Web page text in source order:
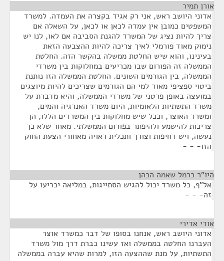
אורן תמיר
אדוני היושב ראש, אני רק אגיד בקצרה את העמדה. למשרד
המשפטים כמובן אין עמדה לכאן או לכאן, על השאלה אם
צריך להיות נציג של המשרד להגנת הסביבה אם לאו, לנו יש
נימוק מאוד פורמלי לאיך צריכה להיות ההצבעה הזאת
בעינינו, והוא שיש החלטת ממשלה בהקשר הזה. החלטת
הממשלה זה הפורום שבו מכריעים במחלוקות בין משרדי
הממשלה, בין הגורמים השונים. החלטת הממשלה הזו נותנת
ביטוי ספציפי מאוד למי הם הגורמים שצריכים להיות מיוצגים
במועצה באופן פרטני של משרדי הממשלה, והיא מדברת על
משרד התשתיות הלאומיות, היום משרד האנרגיה והמים,
ומשרד האוצר, וככל שיש מחלוקות בין המשרדים הללו, הן
צריכות להישמע ולהיפתר בפורום הממשלתי. מאחר שלא כך
נעשה, ויש דחיפות וצורך ותכלית ראויה מאחורי הצעת החוק
הזו- - -
היו"ר כרמל שאמה הכהן
אל"ף, כל משרד יכול להגיש הסתייגות, במליאה יכריעו על
זה- - -
אודי אדירי
אדוני היושב ראש, אנחנו בסופו של דבר כמשרד אוצר
העברנו החלטה בממשלה ואז עשינו כברת דרך מול משרד
התשתיות, על מנת שההצעה הזו, למרות שהיא עברה בממשלה